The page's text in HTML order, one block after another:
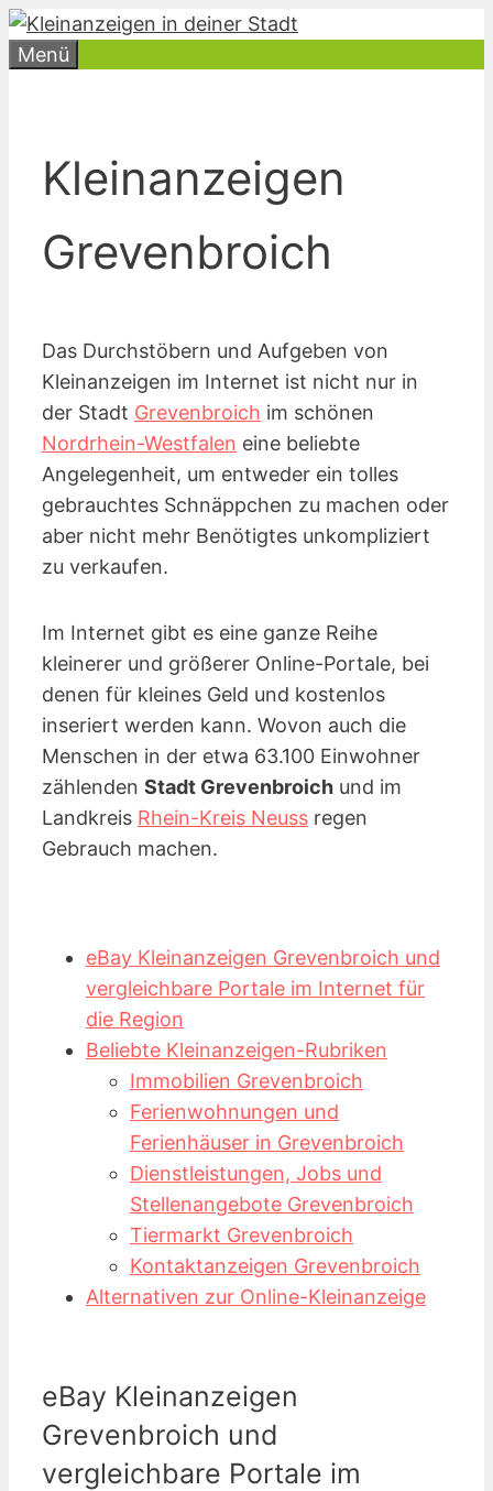
Zum
Inhalt
Menü
Kleinanzeigen
Grevenbroich
Das Durchstöbern und Aufgeben von
Kleinanzeigen im Internet ist nicht nur in
der Stadt Grevenbroich im schönen
Nordrhein-Westfalen eine beliebte
Angelegenheit, um entweder ein tolles
gebrauchtes Schnäppchen zu machen oder
aber nicht mehr Benötigtes unkompliziert
zu verkaufen.
Im Internet gibt es eine ganze Reihe
kleinerer und größerer Online-Portale, bei
denen für kleines Geld und kostenlos
inseriert werden kann. Wovon auch die
Menschen in der etwa 63.100 Einwohner
zählenden Stadt Grevenbroich und im
Landkreis Rhein-Kreis Neuss regen
Gebrauch machen.
eBay Kleinanzeigen Grevenbroich und
vergleichbare Portale im Internet für
die Region
Beliebte Kleinanzeigen-Rubriken
Immobilien Grevenbroich
Ferienwohnungen und
Ferienhäuser in Grevenbroich
Dienstleistungen, Jobs und
Stellenangebote Grevenbroich
Tiermarkt Grevenbroich
Kontaktanzeigen Grevenbroich
Alternativen zur Online-Kleinanzeige
eBay Kleinanzeigen
Grevenbroich und
vergleichbare Portale im